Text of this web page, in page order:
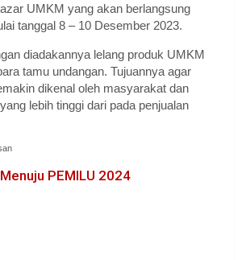
UMKM yang akan berlangsung
tanggal 8 – 10 Desember 2023.
diadakannya lelang produk UMKM
tamu undangan. Tujuannya agar
dikenal oleh masyarakat dan
lebih tinggi dari pada penjualan
Menuju PEMILU 2024